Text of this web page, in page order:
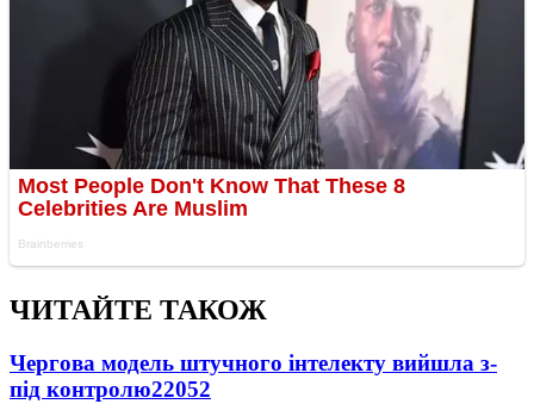
ЧИТАЙТЕ ТАКОЖ
Чергова модель штучного інтелекту вийшла з-
під контролю22052